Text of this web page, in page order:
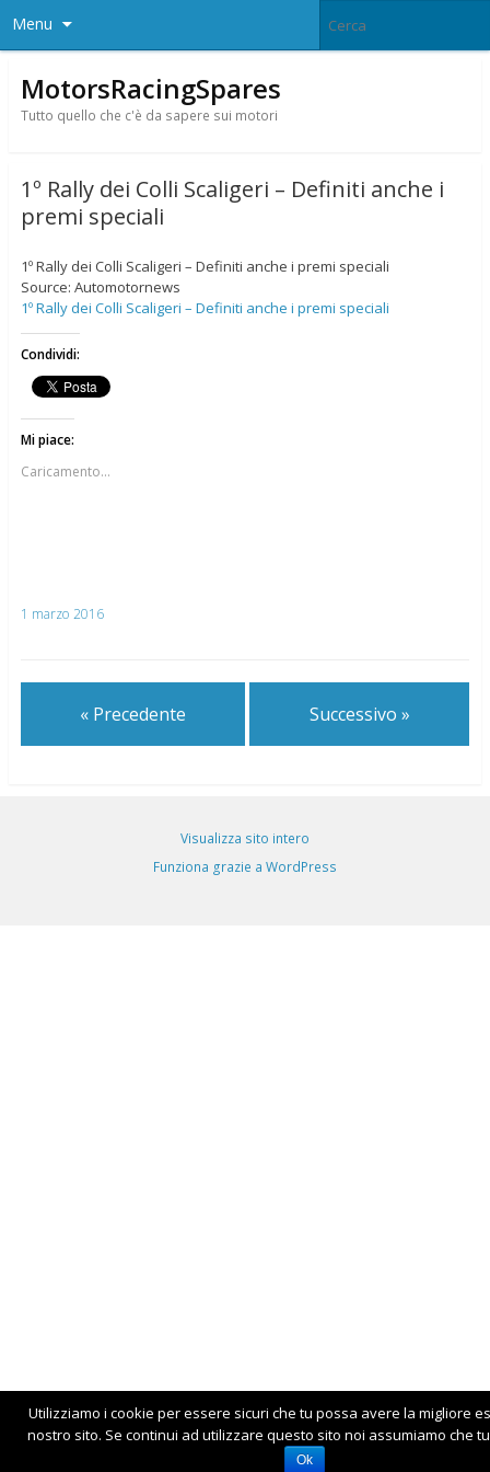
Menu
MotorsRacingSpares
Tutto quello che c'è da sapere sui motori
1º Rally dei Colli Scaligeri – Definiti anche i
premi speciali
1º Rally dei Colli Scaligeri – Definiti anche i premi speciali
Source: Automotornews
1º Rally dei Colli Scaligeri – Definiti anche i premi speciali
Condividi:
Mi piace:
Caricamento...
1 marzo 2016
« Precedente Successivo »
Visualizza sito intero
Funziona grazie a WordPress
Utilizziamo i cookie per essere sicuri che tu possa avere la migliore
nostro sito. Se continui ad utilizzare questo sito noi assumiamo che
Ok